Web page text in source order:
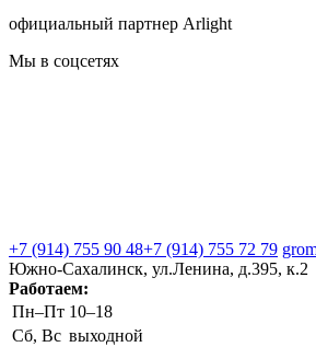
официальный партнер Arlight
Мы в соцсетях
+7 (914) 755 90 48+7 (914) 755 72 79
Южно-Сахалинск, ул.Ленина, д.395, к.2
Работаем:
Пн–Пт 10–18
Сб, Вс выходной